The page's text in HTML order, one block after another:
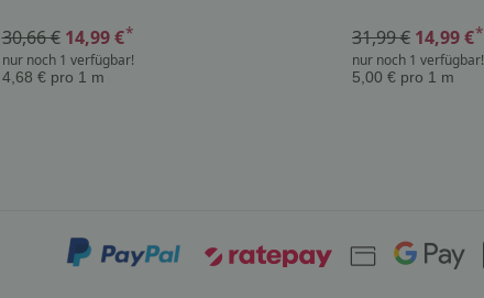
30,66 € 14,99 €*
nur noch 1 verfügbar!
4,68 € pro 1 m
31,99 € 14,99 €*
nur noch 1 verfügbar!
5,00 € pro 1 m